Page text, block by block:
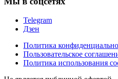
Telegram
Дзен
Политика
Пользовательское
Политика использования